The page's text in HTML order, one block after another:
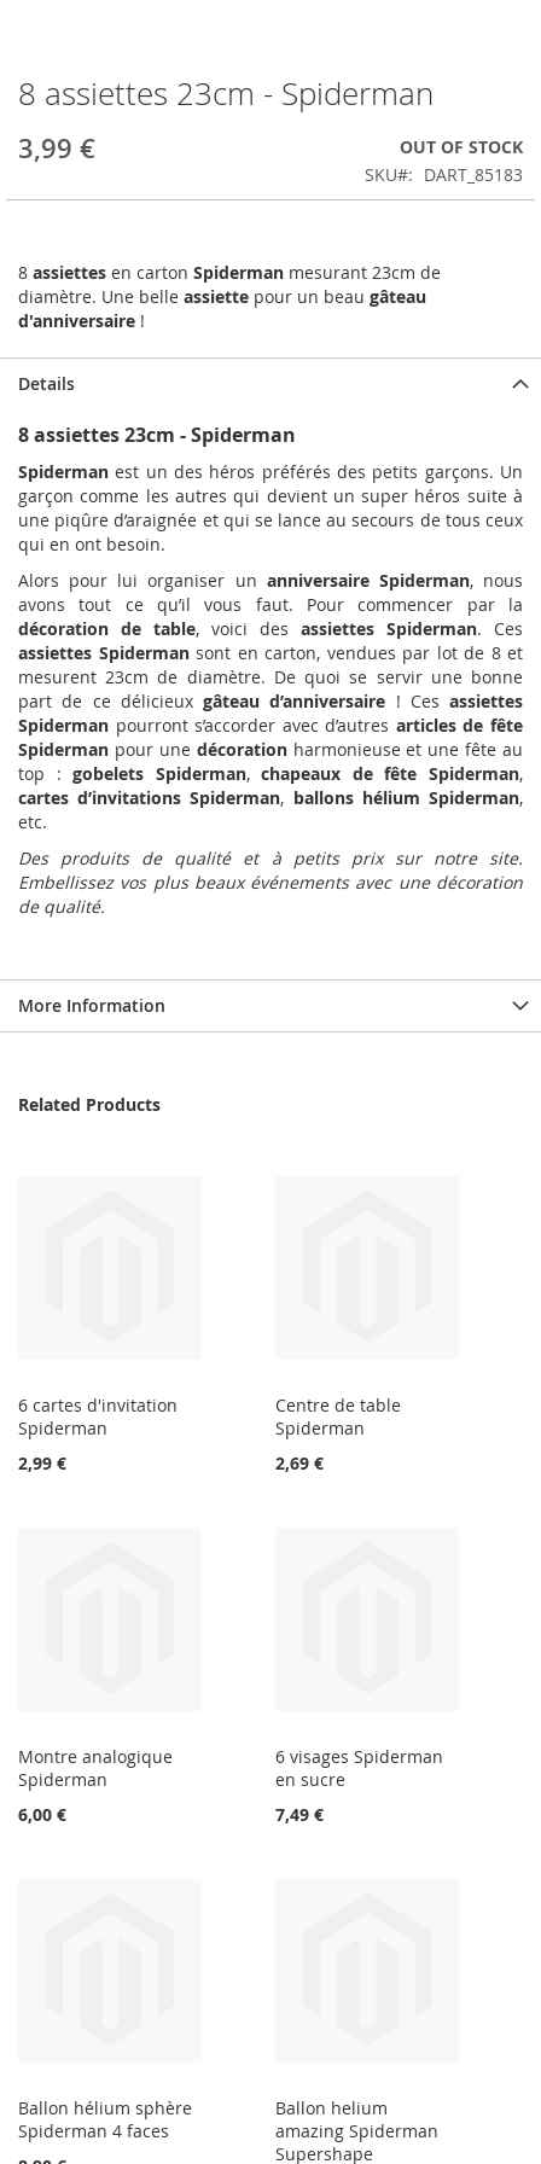
Skip
to
the
beginning
8 assiettes 23cm - Spiderman
3,99 €
OUT OF STOCK
SKU
DART_85183
8 assiettes en carton Spiderman mesurant 23cm de
diamètre. Une belle assiette pour un beau gâteau
d'anniversaire !
Details
8 assiettes 23cm - Spiderman
Spiderman est un des héros préférés des petits garçons. Un
garçon comme les autres qui devient un super héros suite à
une piqûre d’araignée et qui se lance au secours de tous ceux
qui en ont besoin.
Alors pour lui organiser un anniversaire Spiderman, nous
avons tout ce qu’il vous faut. Pour commencer par la
décoration de table, voici des assiettes Spiderman. Ces
assiettes Spidermansont en carton, vendues par lot de 8 et
mesurent 23cm de diamètre. De quoi se servir une bonne
part de ce délicieux gâteau d’anniversaire ! Ces assiettes
Spiderman pourront s’accorder avec d’autres articles de fête
Spiderman pour une décorationharmonieuse et une fête au
top :gobelets Spiderman,chapeaux de fête Spiderman,
cartes d’invitations Spiderman, ballons hélium Spiderman,
etc.
Des produits de qualité et à petits prix sur notre site.
Embellissez vos plus beaux événements avec une décoration
de qualité.
More Information
Related Products
6 cartes d'invitation
Spiderman
2,99 €
Centre de table
Spiderman
2,69 €
Montre analogique
Spiderman
6,00 €
6 visages Spiderman
en sucre
7,49 €
Ballon hélium sphère
Spiderman 4 faces
Ballon helium
amazing Spiderman
Supershape